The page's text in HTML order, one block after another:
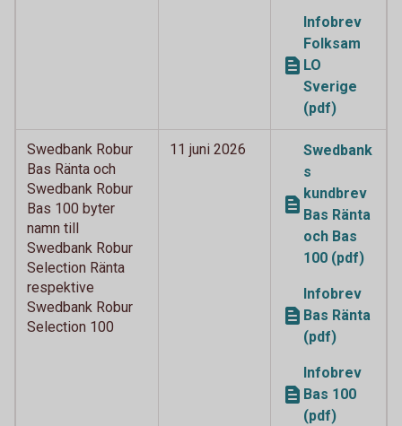
Infobrev
Folksam
LO
Sverige
(pdf)
Swedbank Robur
Bas Ränta och
Swedbank Robur
Bas 100 byter
namn till
Swedbank Robur
Selection Ränta
respektive
Swedbank Robur
Selection 100
11 juni 2026
Swedbank
s
kundbrev
Bas Ränta
och Bas
100 (pdf)
Infobrev
Bas Ränta
(pdf)
Infobrev
Bas 100
(pdf)